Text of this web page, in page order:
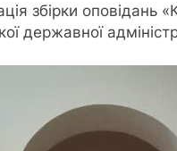
збірки
державної